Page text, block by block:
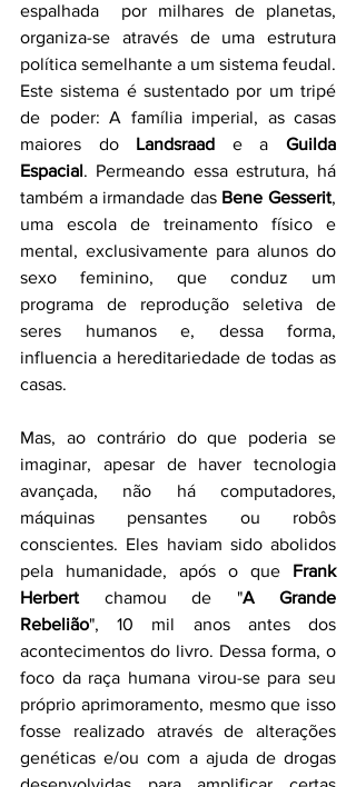
espalhada  por milhares de planetas,
organiza-se através de uma estrutura
política semelhante a um sistema feudal.
Este sistema é sustentado por um tripé
de poder: A família imperial, as casas
maiores do Landsraad e a Guilda
Espacial. Permeando essa estrutura, há
também a irmandade das Bene Gesserit,
uma escola de treinamento físico e
mental, exclusivamente para alunos do
sexo feminino, que conduz um
programa de reprodução seletiva de
seres humanos e, dessa forma,
influencia a hereditariedade de todas as
casas.
Mas, ao contrário do que poderia se
imaginar, apesar de haver tecnologia
avançada, não há computadores,
máquinas pensantes ou robôs
conscientes. Eles haviam sido abolidos
pela humanidade, após o que Frank
Herbert chamou de "A Grande
Rebelião", 10 mil anos antes dos
acontecimentos do livro. Dessa forma, o
foco da raça humana virou-se para seu
próprio aprimoramento, mesmo que isso
fosse realizado através de alterações
genéticas e/ou com a ajuda de drogas